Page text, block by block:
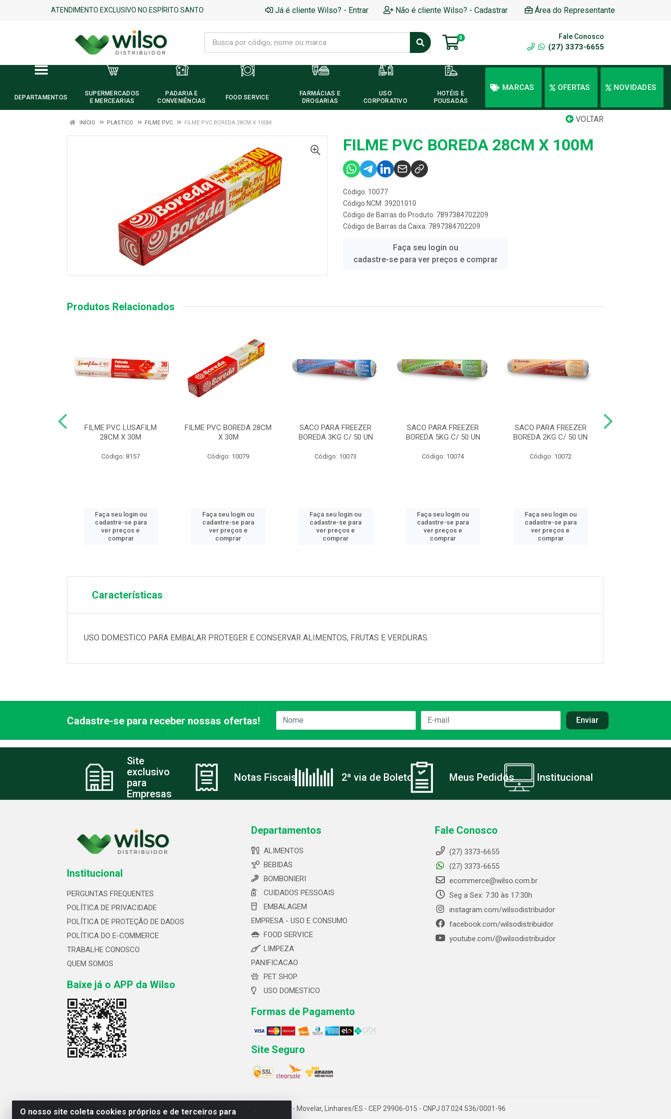
ATENDIMENTO EXCLUSIVO NO ESPÍRITO SANTO Já é cliente Wilso? - Entrar Não é cliente Wilso? - Cadastrar Área do Representante
0 Fale Conosco
(27) 3373-6655
DEPARTAMENTOS
SUPERMERCADOS
E MERCEARIAS
PADARIA E
CONVENIÊNCIAS
FOOD SERVICE
FARMÁCIAS E
DROGARIAS
USO
CORPORATIVO
HOTÉIS E
POUSADAS
MARCAS OFERTAS NOVIDADES
VOLTAR
INÍCIO PLASTICO FILME PVC FILME PVC BOREDA 28CM X 100M
FILME PVC BOREDA 28CM X 100M
Código: 10077
Código NCM: 39201010
Código de Barras do Produto: 7897384702209
Código de Barras da Caixa: 7897384702209
Faça seu login ou
cadastre-se para ver preços e comprar
Produtos Relacionados
FILME PVC LUSAFILM
28CM X 30M
Código: 8157
Faça seu login ou
cadastre-se para
ver preços e
comprar
FILME PVC BOREDA 28CM
X 30M
Código: 10079
Faça seu login ou
cadastre-se para
ver preços e
comprar
SACO PARA FREEZER
BOREDA 3KG C/ 50 UN
Código: 10073
Faça seu login ou
cadastre-se para
ver preços e
comprar
SACO PARA FREEZER
BOREDA 5KG C/ 50 UN
Código: 10074
Faça seu login ou
cadastre-se para
ver preços e
comprar
SACO PARA FREEZER
BOREDA 2KG C/ 50 UN
Código: 10072
Faça seu login ou
cadastre-se para
ver preços e
comprar
Características
USO DOMESTICO PARA EMBALAR PROTEGER E CONSERVAR ALIMENTOS, FRUTAS E VERDURAS.
O nosso site coleta cookies próprios e de terceiros para
Cadastre-se para receber nossas ofertas!
Site
exclusivo
para
Empresas
Notas Fiscais 2ª via de Boleto Meus Pedidos Institucional
Institucional
PERGUNTAS FREQUENTES
POLÍTICA DE PRIVACIDADE
POLÍTICA DE PROTEÇÃO DE DADOS
POLÍTICA DO E-COMMERCE
TRABALHE CONOSCO
QUEM SOMOS
Baixe já o APP da Wilso
Departamentos
ALIMENTOS
BEBIDAS
BOMBONIERI
CUIDADOS PESSOAIS
EMBALAGEM
EMPRESA - USO E CONSUMO
FOOD SERVICE
LIMPEZA
PANIFICACAO
PET SHOP
USO DOMESTICO
Formas de Pagamento
Site Seguro
Fale Conosco
(27) 3373-6655
(27) 3373-6655
ecommerce@wilso.com.br
Seg a Sex: 7:30 às 17:30h
instagram.com/wilsodistribuidor
facebook.com/wilsodistribuidor
youtube.com/@wilsodistribuidor
Wilso Distribuidor ltda- Av. Cerejeira, 699 - Movelar, Linhares/ES - CEP 29906-015 - CNPJ 07.024.536/0001-96